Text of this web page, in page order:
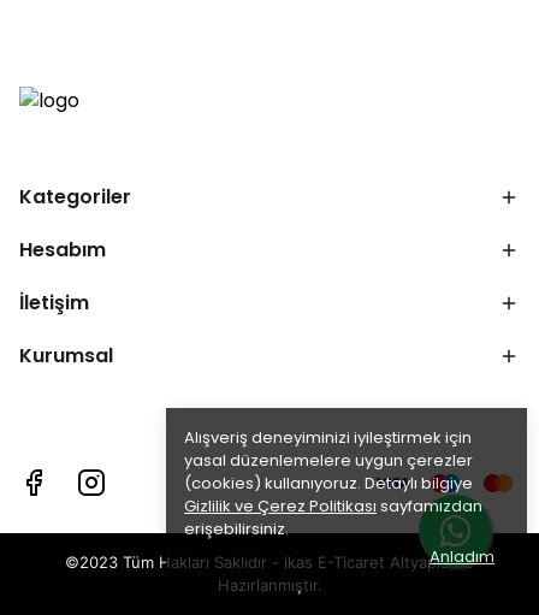
Alışveriş deneyiminizi iyileştirmek için
yasal düzenlemelere uygun çerezler
(cookies) kullanıyoruz. Detaylı bilgiye
Gizlilik ve Çerez Politikası sayfamızdan
erişebilirsiniz.
Anladım
Kategoriler
Hesabım
İletişim
Kurumsal
©2023 Tüm Hakları Saklıdır - ikas E-Ticaret Altyapısı ile
Hazırlanmıştır.